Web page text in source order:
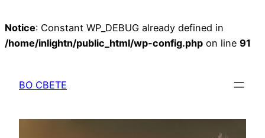
Notice: Constant WP_DEBUG already defined in
/home/inlightn/public_html/wp-config.php on line 91
содержимому
ВО СВЕТЕ